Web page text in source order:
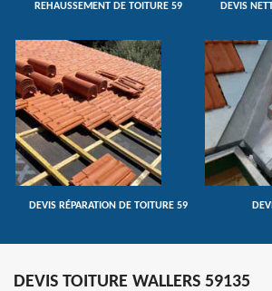
REHAUSSEMENT DE TOITURE 59 DEVIS
DEVIS RÉPARATION DE TOITURE 59
DEVIS TOITURE WALLERS 59135